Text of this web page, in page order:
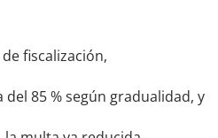
fiscalización,
del 85 % según gradualidad, y